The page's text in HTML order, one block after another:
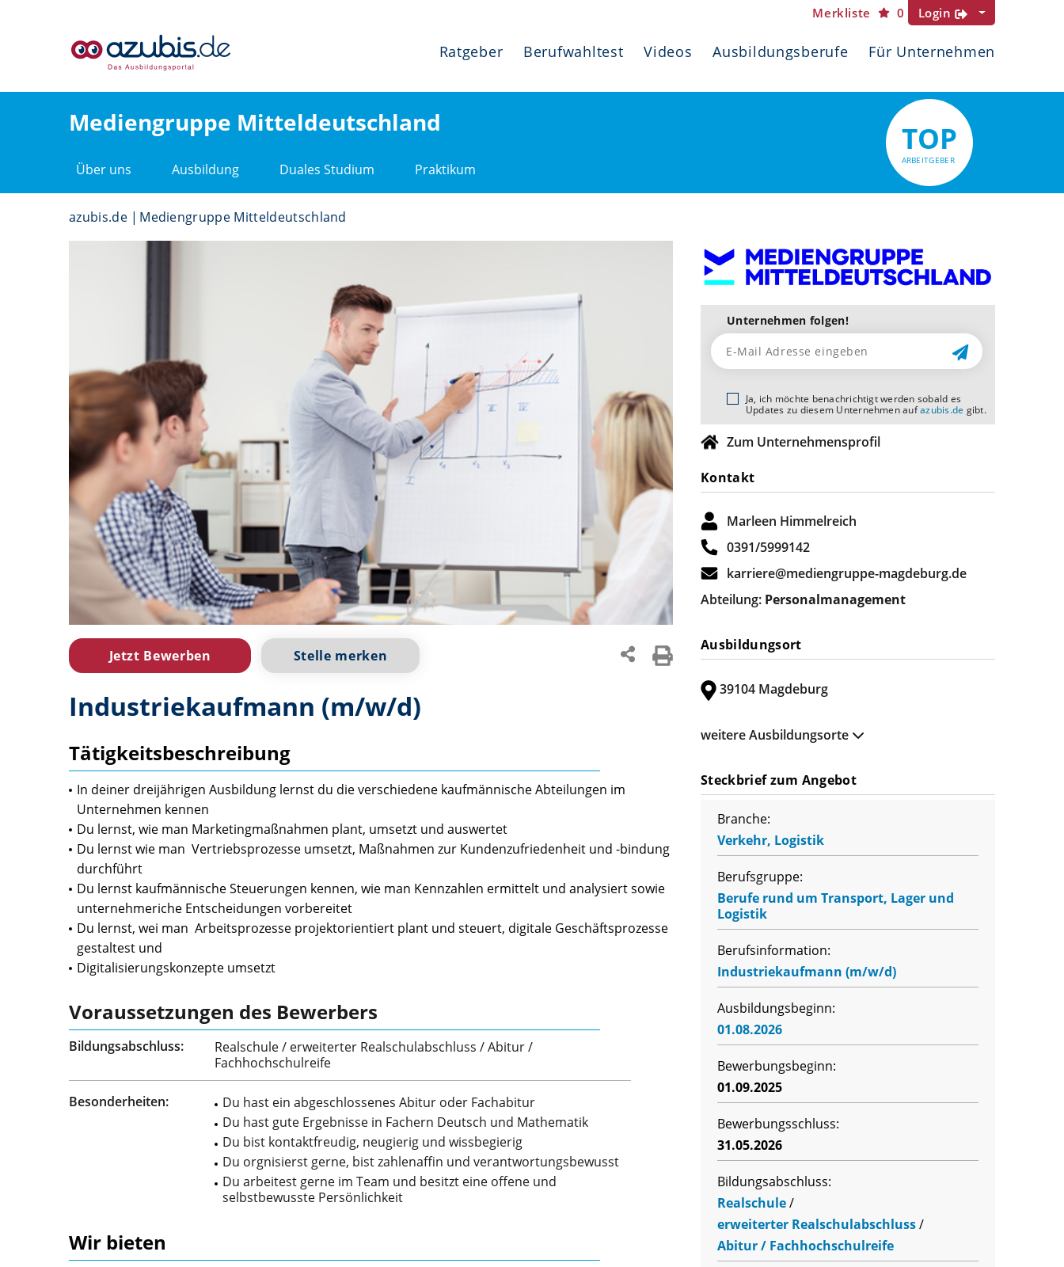
Merkliste 0 Login
Ratgeber Berufwahltest Videos Ausbildungsberufe Für Unternehmen
Mediengruppe Mitteldeutschland
Über uns Ausbildung Duales Studium Praktikum
TOP
ARBEITGEBER
azubis.de Mediengruppe Mitteldeutschland
Jetzt Bewerben Stelle merken
Industriekaufmann (m/w/d)
Tätigkeitsbeschreibung
In deiner dreijährigen Ausbildung lernst du die verschiedene kaufmännische Abteilungen im
Unternehmen kennen
Du lernst, wie man Marketingmaßnahmen plant, umsetzt und auswertet
Du lernst wie man Vertriebsprozesse umsetzt, Maßnahmen zur Kundenzufriedenheit und -bindung
durchführt
Du lernst kaufmännische Steuerungen kennen, wie man Kennzahlen ermittelt und analysiert sowie
unternehmeriche Entscheidungen vorbereitet
Du lernst, wei man Arbeitsprozesse projektorientiert plant und steuert, digitale Geschäftsprozesse
gestaltest und
Digitalisierungskonzepte umsetzt
Voraussetzungen des Bewerbers
Bildungsabschluss:
Realschule / erweiterter Realschulabschluss / Abitur /
Fachhochschulreife
Besonderheiten:
Du hast ein abgeschlossenes Abitur oder Fachabitur
Du hast gute Ergebnisse in Fachern Deutsch und Mathematik
Du bist kontaktfreudig, neugierig und wissbegierig
Du orgnisierst gerne, bist zahlenaffin und verantwortungsbewusst
Du arbeitest gerne im Team und besitzt eine offene und
selbstbewusste Persönlichkeit
Wir bieten
Unternehmen folgen!
Ja, ich möchte benachrichtigt werden sobald es
Updates zu diesem Unternehmen aufazubis.de gibt.
Zum Unternehmensprofil
Kontakt
Marleen Himmelreich
0391/5999142
karriere@mediengruppe-magdeburg.de
Abteilung: Personalmanagement
Ausbildungsort
39104 Magdeburg
weitere Ausbildungsorte
Steckbrief zum Angebot
Branche:
Verkehr, Logistik
Berufsgruppe:
Berufe rund um Transport, Lager und
Logistik
Berufsinformation:
Industriekaufmann (m/w/d)
Ausbildungsbeginn:
01.08.2026
Bewerbungsbeginn:
01.09.2025
Bewerbungsschluss:
31.05.2026
Bildungsabschluss:
Realschule/
erweiterter Realschulabschluss/
Abitur / Fachhochschulreife